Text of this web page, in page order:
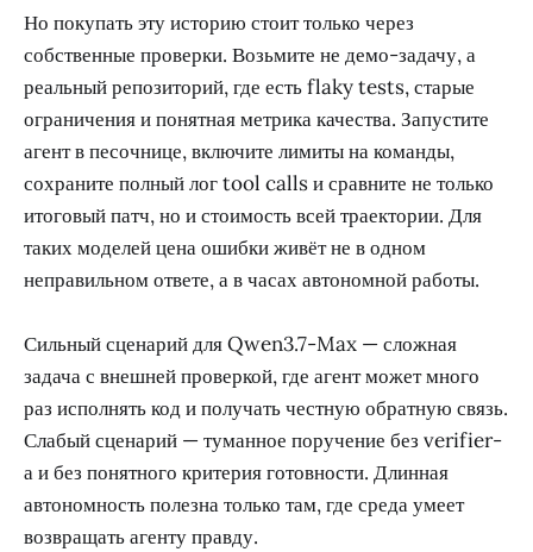
Но покупать эту историю стоит только через
собственные проверки. Возьмите не демо-задачу, а
реальный репозиторий, где есть flaky tests, старые
ограничения и понятная метрика качества. Запустите
агент в песочнице, включите лимиты на команды,
сохраните полный лог tool calls и сравните не только
итоговый патч, но и стоимость всей траектории. Для
таких моделей цена ошибки живёт не в одном
неправильном ответе, а в часах автономной работы.
Сильный сценарий для Qwen3.7-Max — сложная
задача с внешней проверкой, где агент может много
раз исполнять код и получать честную обратную связь.
Слабый сценарий — туманное поручение без verifier-
а и без понятного критерия готовности. Длинная
автономность полезна только там, где среда умеет
возвращать агенту правду.